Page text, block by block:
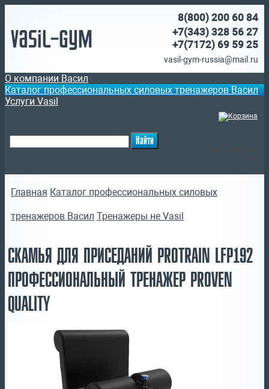
Vasil-Gym
8(800) 200 60 84
+7(343) 328 56 27
+7(7172) 69 59 25
vasil-gym-russia@mail.ru
О компании Васил
Каталог профессиональных силовых тренажеров Васил
Услуги Vasil
Главная Каталог профессиональных силовых
тренажеров Васил Тренажеры не Vasil
СКАМЬЯ ДЛЯ ПРИСЕДАНИЙ PROTRAIN LFP192
ПРОФЕССИОНАЛЬНЫЙ ТРЕНАЖЕР PROVEN
QUALITY